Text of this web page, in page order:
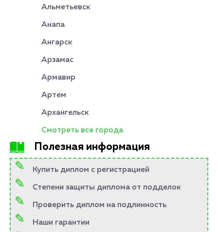
Альметьевск
Анапа
Ангарск
Арзамас
Армавир
Артем
Архангельск
Смотреть все города
Полезная информация
Купить диплом с регистрацией
Степени защиты диплома от подделок
Проверить диплом на подлинность
Наши гарантии